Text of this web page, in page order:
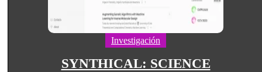
Investigación
SYNTHICAL: SCIENCE